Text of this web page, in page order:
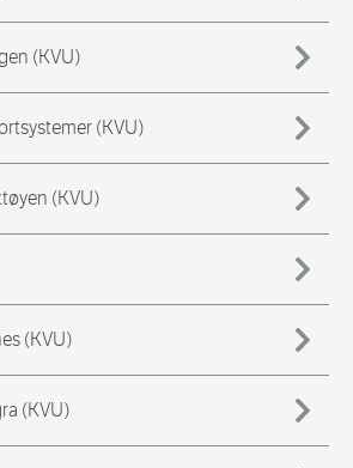
(KVU)
(KVU)
(KVU)
(KVU)
(KVU)